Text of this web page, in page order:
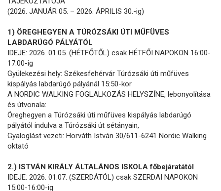
(2026. JANUÁR 05. – 2026. ÁPRILIS 30.-ig)
1) ÖREGHEGYEN A TÚRÓZSÁKI ÚTI MŰFÜVES
LABDARÚGÓ PÁLYÁTÓL
IDEJE: 2026. 01.05. (HÉTFŐTŐL) csak HÉTFŐI NAPOKON 16:00-
17:00-ig
Gyülekezési hely: Székesfehérvár Túrózsáki úti műfüves
kispályás labdarúgó pályánál 15:50-kor
A NORDIC WALKING FOGLALKOZÁS HELYSZÍNE, lebonyolítása
és útvonala:
Öreghegyen a Túrózsáki úti műfüves kispályás labdarúgó
pályától indulva a Túrózsáki út sétányain,
Gyaloglást vezeti: Horváth István 30/611-6241 Nordic Walking
oktató
2.) ISTVÁN KIRÁLY ÁLTALÁNOS ISKOLA főbejáratától
IDEJE: 2026. 01.07. (SZERDÁTÓL) csak SZERDAI NAPOKON
15:00-16:00-ig